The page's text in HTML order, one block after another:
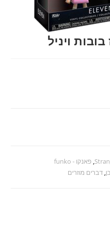
ויניל
, פאנקו - funko
,דברים מוזרים